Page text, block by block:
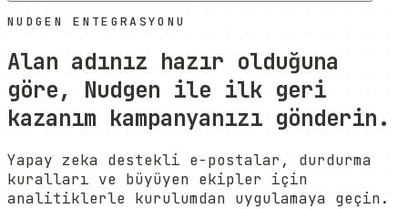
NUDGEN ENTEGRASYONU
Alan adınız hazır olduğuna
göre, Nudgen ile ilk geri
kazanım kampanyanızı gönderin.
Yapay zeka destekli e-postalar, durdurma
kuralları ve büyüyen ekipler için
analitiklerle kurulumdan uygulamaya geçin.